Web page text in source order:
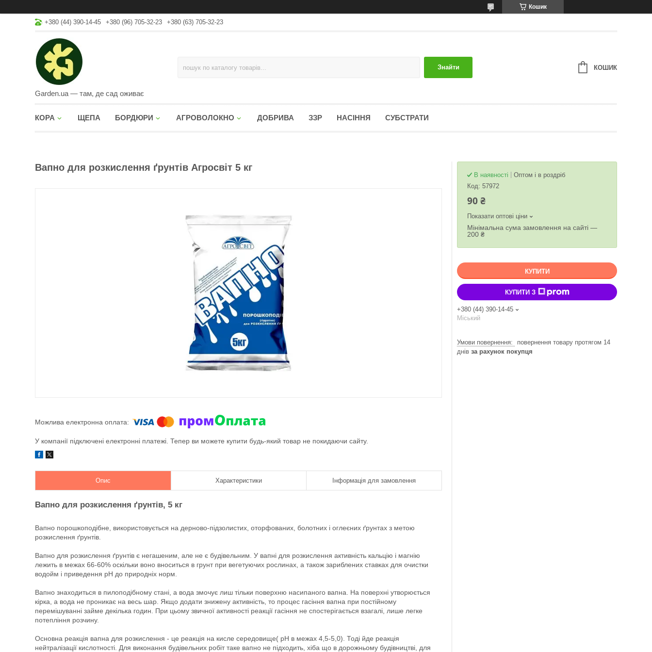
Кошик
+380 (44) 390-14-45 +380 (96) 705-32-23 +380 (63) 705-32-23
Garden.ua — там, де сад оживає
Знайти КОШИК
КОРА ЩЕПА БОРДЮРИ АГРОВОЛОКНО ДОБРИВА ЗЗР НАСІННЯ СУБСТРАТИ
Вапно для розкислення ґрунтів Агросвіт 5 кг
У компанії підключені електронні платежі. Тепер ви можете купити будь-який товар не покидаючи сайту.
Опис Характеристики Інформація для замовлення
Вапно для розкислення ґрунтів, 5 кг
Вапно порошкоподібне, використовується на дерново-підзолистих, оторфованих, болотних і оглеєних ґрунтах з метою
розкислення ґрунтів.
Вапно для розкислення ґрунтів є негашеним, але не є будівельним. У вапні для розкислення активність кальцію і магнію
лежить в межах 66-60% оскільки воно вноситься в грунт при вегетуючих рослинах, а також зариблених ставках для очистки
водойм і приведення рН до природніх норм.
Вапно знаходиться в пилоподібному стані, а вода змочує лиш тільки поверхню насипаного вапна. На поверхні утворюється
кірка, а вода не проникає на весь шар. Якщо додати знижену активність, то процес гасіння вапна при постійному
перемішуванні займе декілька годин. При цьому звичної активності реакції гасіння не спостерігається взагалі, лише легке
потепління розчину.
Основна реакція вапна для розкислення - це реакція на кисле середовище( рН в межах 4,5-5,0). Тоді йде реакція
нейтралізації кислотності. Для виконання будівельних робіт таке вапно не підходить, хіба що в дорожньому будівництві, для
В наявності
Оптом і в роздріб
Код: 57972
90 ₴
Показати оптові ціни
Мінімальна сума замовлення на сайті —
200 ₴
КУПИТИ
КУПИТИ З
+380 (44) 390-14-45
Міський
повернення товару протягом 14
днів за рахунок покупця